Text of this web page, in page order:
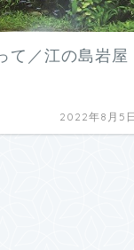
て／江の島岩屋
2022年8月5